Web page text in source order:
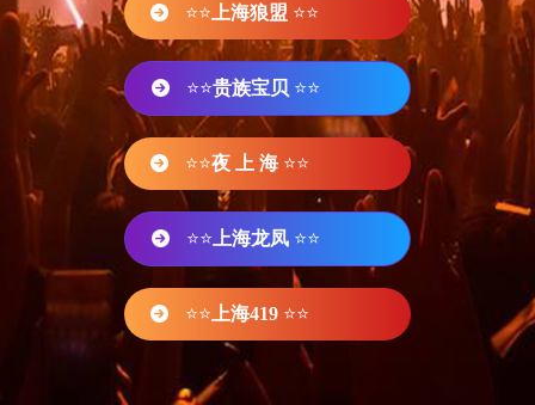
⭐⭐ 上海狼盟 ⭐⭐
⭐⭐贵族宝贝 ⭐⭐
⭐⭐夜 上 海 ⭐⭐
⭐⭐ 上海龙凤 ⭐⭐
⭐⭐ 上海419 ⭐⭐